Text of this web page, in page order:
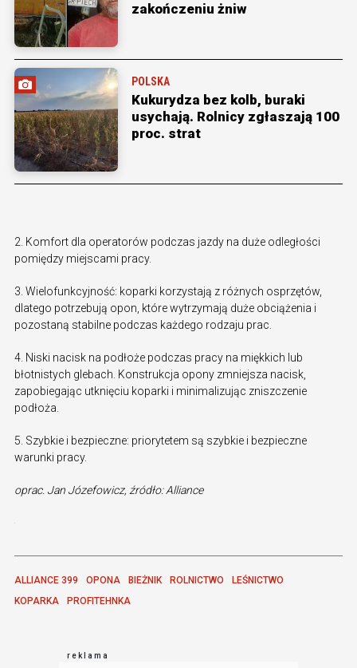
zakończeniu żniw
POLSKA
Kukurydza bez kolb, buraki
usychają. Rolnicy zgłaszają 100
proc. strat
2. Komfort dla operatorów podczas jazdy na duże odległości
pomiędzy miejscami pracy.
3. Wielofunkcyjność: koparki korzystają z różnych osprzętów,
dlatego potrzebują opon, które wytrzymają duże obciążenia i
pozostaną stabilne podczas każdego rodzaju prac.
4. Niski nacisk na podłoże podczas pracy na miękkich lub
błotnistych glebach. Konstrukcja opony zmniejsza nacisk,
zapobiegając utknięciu koparki i minimalizując zniszczenie
podłoża.
5. Szybkie i bezpieczne: priorytetem są szybkie i bezpieczne
warunki pracy.
oprac. Jan Józefowicz, źródło: Alliance
ALLIANCE 399 OPONA BIEŻNIK ROLNICTWO
LEŚNICTWO
KOPARKA
PROFITEHNKA